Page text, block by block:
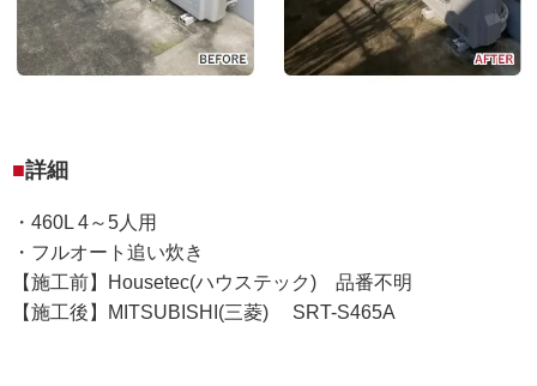
詳細
・460L 4～5人用
・フルオート追い炊き
【施工前】Housetec(ハウステック) 品番不明
【施工後】MITSUBISHI(三菱) SRT-S465A